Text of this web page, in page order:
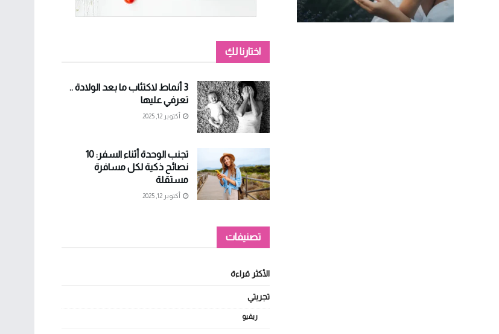
اختارنا لكِ
3 أنماط لاكتئاب ما بعد الولادة ..
تعرفي عليها
أكتوبر 12, 2025
تجنب الوحدة أثناء السفر: 10
نصائح ذكية لكل مسافرة
مستقلة
أكتوبر 12, 2025
تصنيفات
الأكثر قراءة
تجربتي
ريفيو